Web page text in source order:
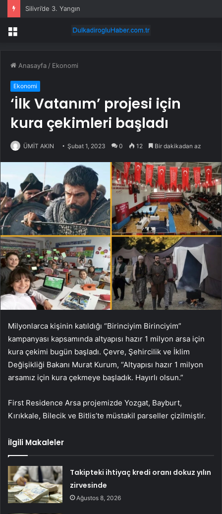
Silivri’de 3. Yangın
Menü
Anasayfa / Ekonomi
Ekonomi
‘İlk Vatanım’ projesi için
kura çekimleri başladı
ÜMİT AKIN Şubat 1, 2023 0 12 Bir dakikadan az
Milyonlarca kişinin katıldığı “Birinciyim Birinciyim”
kampanyası kapsamında altyapısı hazır 1 milyon arsa için
kura çekimi bugün başladı. Çevre, Şehircilik ve İklim
Değişikliği Bakanı Murat Kurum, “Altyapısı hazır 1 milyon
arsamız için kura çekmeye başladık. Hayırlı olsun.”
First Residence Arsa projemizde Yozgat, Bayburt,
Kırıkkale, Bilecik ve Bitlis’te müstakil parseller çizilmiştir.
İlgili Makaleler
Takipteki ihtiyaç kredi oranı dokuz yılın
zirvesinde
Ağustos 8, 2026